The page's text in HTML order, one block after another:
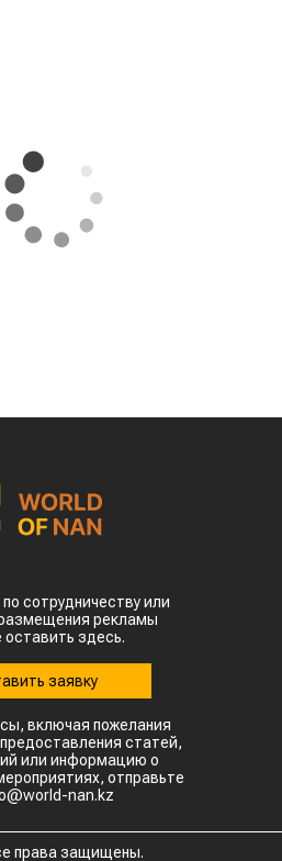
сотрудничеству или
рекламы
здесь.
заявку
включая пожелания
статей,
или информацию о
отправьте
nan.kz
права защищены.